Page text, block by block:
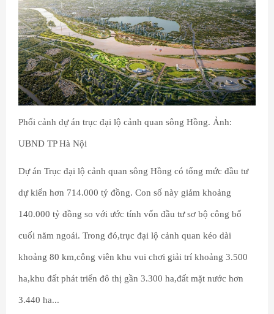
Phối cảnh dự án trục đại lộ cảnh quan sông Hồng. Ảnh:
UBND TP Hà Nội
Dự án Trục đại lộ cảnh quan sông Hồng có tổng mức đầu tư
dự kiến hơn 714.000 tỷ đồng. Con số này giảm khoảng
140.000 tỷ đồng so với ước tính vốn đầu tư sơ bộ công bố
cuối năm ngoái. Trong đó,trục đại lộ cảnh quan kéo dài
khoảng 80 km,công viên khu vui chơi giải trí khoảng 3.500
ha,khu đất phát triển đô thị gần 3.300 ha,đất mặt nước hơn
3.440 ha...